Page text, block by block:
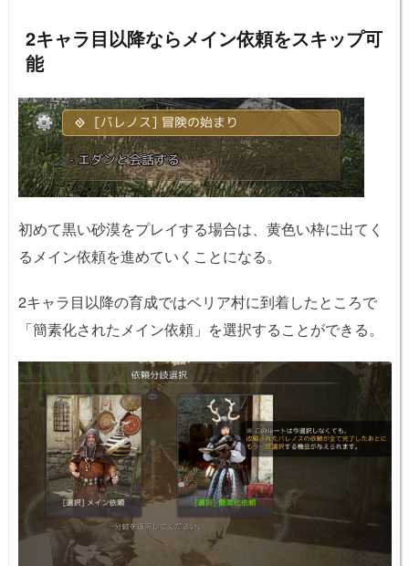
2キャラ目以降ならメイン依頼をスキップ可
能
初めて黒い砂漠をプレイする場合は、黄色い枠に出てく
るメイン依頼を進めていくことになる。
2キャラ目以降の育成ではベリア村に到着したところで
「簡素化されたメイン依頼」を選択することができる。